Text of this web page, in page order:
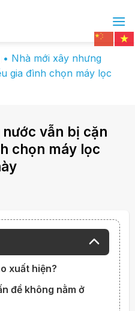
• Nhà mới xây nhưng
gia đình chọn máy lọc
vẫn bị cặn
chọn máy lọc
xuất hiện?
đề không nằm ở